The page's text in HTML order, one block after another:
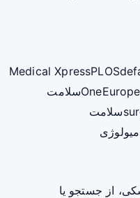
Medical XpressPLOS
Oneسلامت
سلامت
از جستجو یا